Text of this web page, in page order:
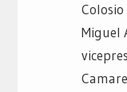
Miguel